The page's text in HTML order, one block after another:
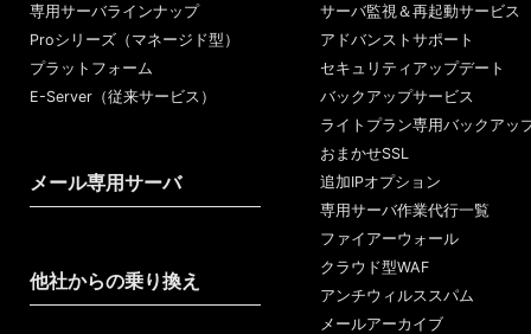
専用サーバラインナップ
Proシリーズ（マネージド型）
プラットフォーム
E-Server（従来サービス）
メール専用サーバ
他社からの乗り換え
サーバ監視＆再起動サービス
アドバンストサポート
セキュリティアップデート
バックアップサービス
ライトプラン専用バックアッ
おまかせSSL
追加IPオプション
専用サーバ作業代行一覧
ファイアーウォール
クラウド型WAF
アンチウィルススパム
メールアーカイブ